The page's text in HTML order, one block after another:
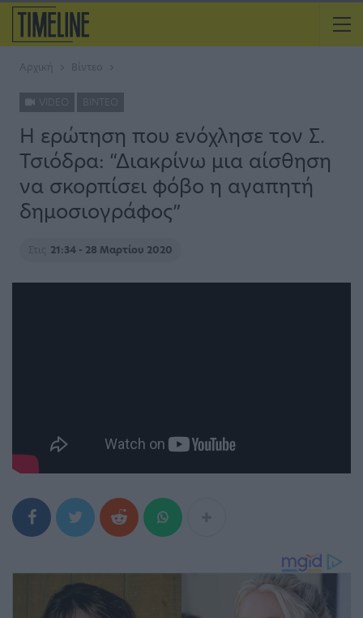
Αρχική Βίντεο
ΒΊΝΤΕΟ
Η ερώτηση που ενόχλησε τον Σ.
Τσιόδρα: “Διακρίνω μια αίσθηση
να σκορπίσει φόβο η αγαπητή
δημοσιογράφος”
Στις 21:34 - 28 Μαρτίου 2020